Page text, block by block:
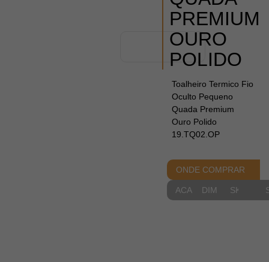
PREMIUM
OURO
POLIDO
Toalheiro Termico Fio
Oculto Pequeno
Quada Premium
Ouro Polido
19.TQ02.OP
ONDE COMPRAR
ACABAMENTOS
DIMENSIONAIS